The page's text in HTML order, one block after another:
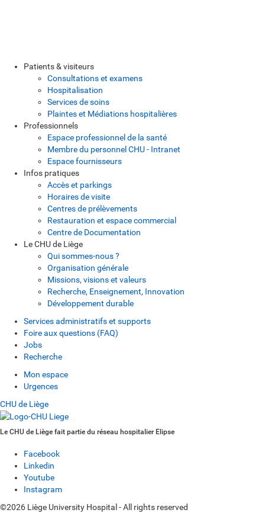
Patients & visiteurs
Consultations et examens
Hospitalisation
Services de soins
Plaintes et Médiations hospitalières
Professionnels
Espace professionnel de la santé
Membre du personnel CHU - Intranet
Espace fournisseurs
Infos pratiques
Accès et parkings
Horaires de visite
Centres de prélèvements
Restauration et espace commercial
Centre de Documentation
Le CHU de Liège
Qui sommes-nous ?
Organisation générale
Missions, visions et valeurs
Recherche, Enseignement, Innovation
Développement durable
Services administratifs et supports
Foire aux questions (FAQ)
Jobs
Recherche
Mon espace
Urgences
CHU de Liège
Le CHU de Liège fait partie du réseau hospitalier Elipse
Facebook
Linkedin
Youtube
Instagram
©2026 Liège University Hospital - All rights reserved